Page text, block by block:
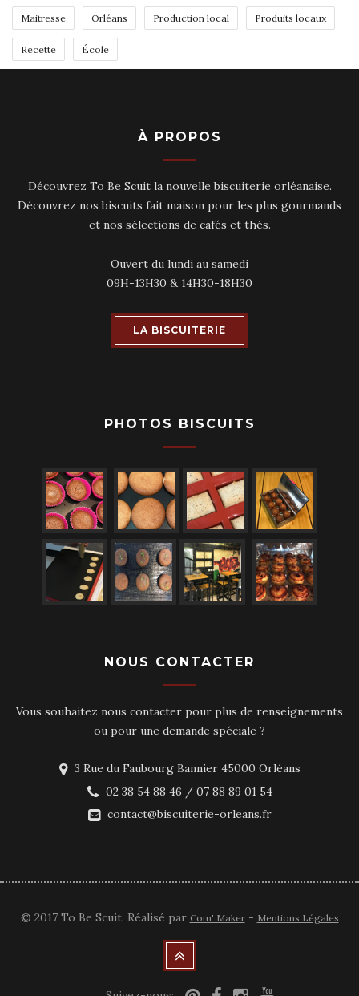
Maitresse Orléans Production local Produits locaux
Recette École
À PROPOS
Découvrez To Be Scuit la nouvelle biscuiterie orléanaise.
Découvrez nos biscuits fait maison pour les plus gourmands
et nos sélections de cafés et thés.
Ouvert du lundi au samedi
09H-13H30 & 14H30-18H30
LA BISCUITERIE
PHOTOS BISCUITS
NOUS CONTACTER
Vous souhaitez nous contacter pour plus de renseignements
ou pour une demande spéciale ?
3 Rue du Faubourg Bannier 45000 Orléans
02 38 54 88 46 / 07 88 89 01 54
contact@biscuiterie-orleans.fr
© 2017 To Be Scuit. Réalisé par Com' Maker- Mentions Légales